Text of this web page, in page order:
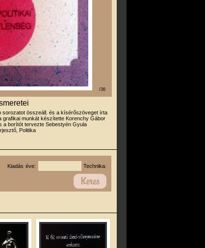
/36
sorozatot összeáll. és a kísérőszöveget írta
grafikai munkát készítette Korenchy Gábor
a borítót tervezte Sebestyén Gyula
Politika
Kiadás éve: Technika: